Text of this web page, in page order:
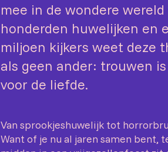
mee in de wondere
honderden huwelijken en
miljoen kijkers weet deze
als geen ander: trouwen
voor de liefde.
Van sprookjeshuwelijk tot
Want of je nu al jaren samen bent,